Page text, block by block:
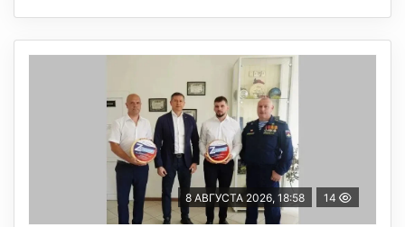
8 АВГУСТА 2026, 18:58 14